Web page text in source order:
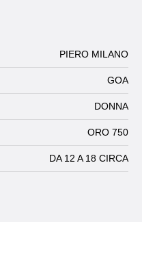
PIERO MILANO
GOA
DONNA
ORO 750
DA 12 A 18 CIRCA